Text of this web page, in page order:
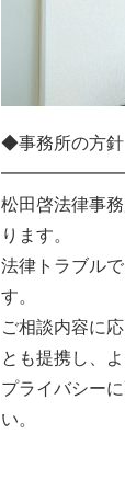
◆事務所の方針
松田啓法律事
ります。
法律トラブル
す。
ご相談内容に
とも提携し、
プライバシー
い。